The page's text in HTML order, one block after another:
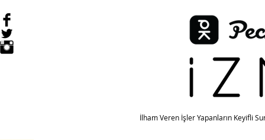
İlham Veren İşler Yapanların Keyifli